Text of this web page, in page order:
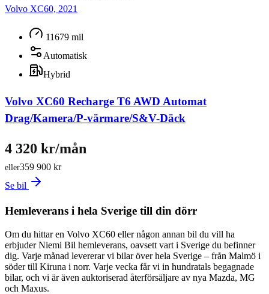
Volvo XC60, 2021
11679 mil
Automatisk
Hybrid
Volvo XC60 Recharge T6 AWD Automat
Drag/Kamera/P-värmare/S&V-Däck
359 900 kr
eller
4 320 kr/mån
Se bil
Hemleverans i hela Sverige till din dörr
Om du hittar en Volvo XC60 eller någon annan bil du vill ha
erbjuder Niemi Bil hemleverans, oavsett vart i Sverige du befinner
dig. Varje månad levererar vi bilar över hela Sverige – från Malmö i
söder till Kiruna i norr. Varje vecka får vi in hundratals begagnade
bilar, och vi är även auktoriserad återförsäljare av nya Mazda, MG
och Maxus.